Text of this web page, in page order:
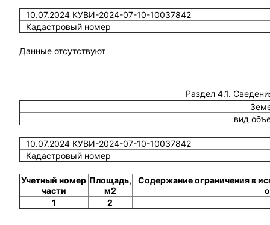
10.07.2024 КУВИ-2024-07-10-10037842
Кадастровый номер
Данные отсутствуют
Раздел 4.1.
вид
10.07.2024 КУВИ-2024-07-10-10037842
Кадастровый номер
Учетный номер
части
Площадь,
м2
Содержание ограничения в
1
2